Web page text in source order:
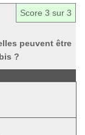
Score 3 sur 3
peuvent être
?